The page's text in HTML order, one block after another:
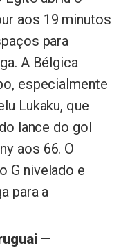
aos 19 minutos
para
A Bélgica
especialmente
Lukaku, que
lance do gol
aos 66. O
G nivelado e
para a
—